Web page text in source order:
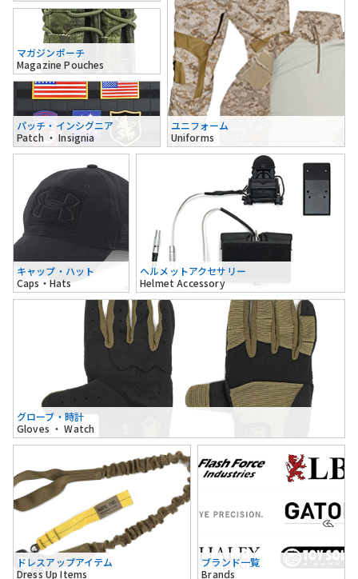
マガジンポーチ
Magazine Pouches
パッチ・インシグニア
Patch ・ Insignia
ユニフォーム
Uniforms
キャップ・ハット
Caps・Hats
ヘルメットアクセサリー
Helmet Accessory
グローブ・時計
Gloves ・ Watch
ドレスアップアイテム
Dress Up Items
ブランド一覧
Brands